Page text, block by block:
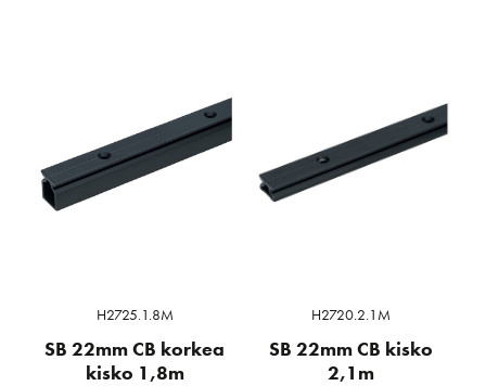
H2725.1.8M
SB 22mm CB korkea
kisko 1,8m
H2720.2.1M
SB 22mm CB kisko
2,1m